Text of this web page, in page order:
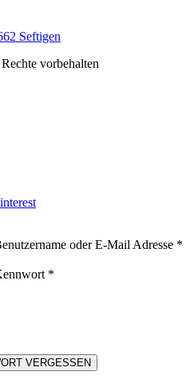
Seftigen
vorbehalten
oder E-Mail Adresse *
*
VERGESSEN